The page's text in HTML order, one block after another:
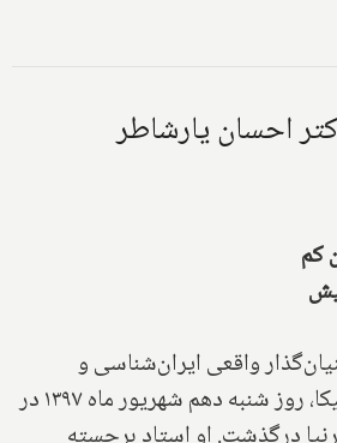
احسان یارشاطر
کم
واقعی ایران‌شناسی و
موسس دانشنامه ایرانیکا، روز شنبه دهم شهریور ماه ۱۳۹۷ در